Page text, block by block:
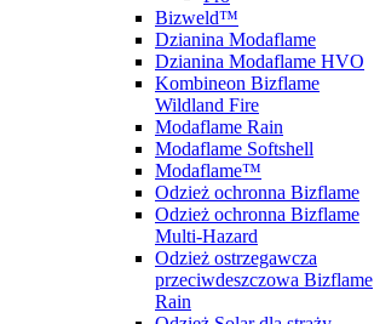
Bizweld™
Dzianina Modaflame
Dzianina Modaflame HVO
Kombineon Bizflame
Wildland Fire
Modaflame Rain
Modaflame Softshell
Modaflame™
Odzież ochronna Bizflame
Odzież ochronna Bizflame
Multi-Hazard
Odzież ostrzegawcza
przeciwdeszczowa Bizflame
Rain